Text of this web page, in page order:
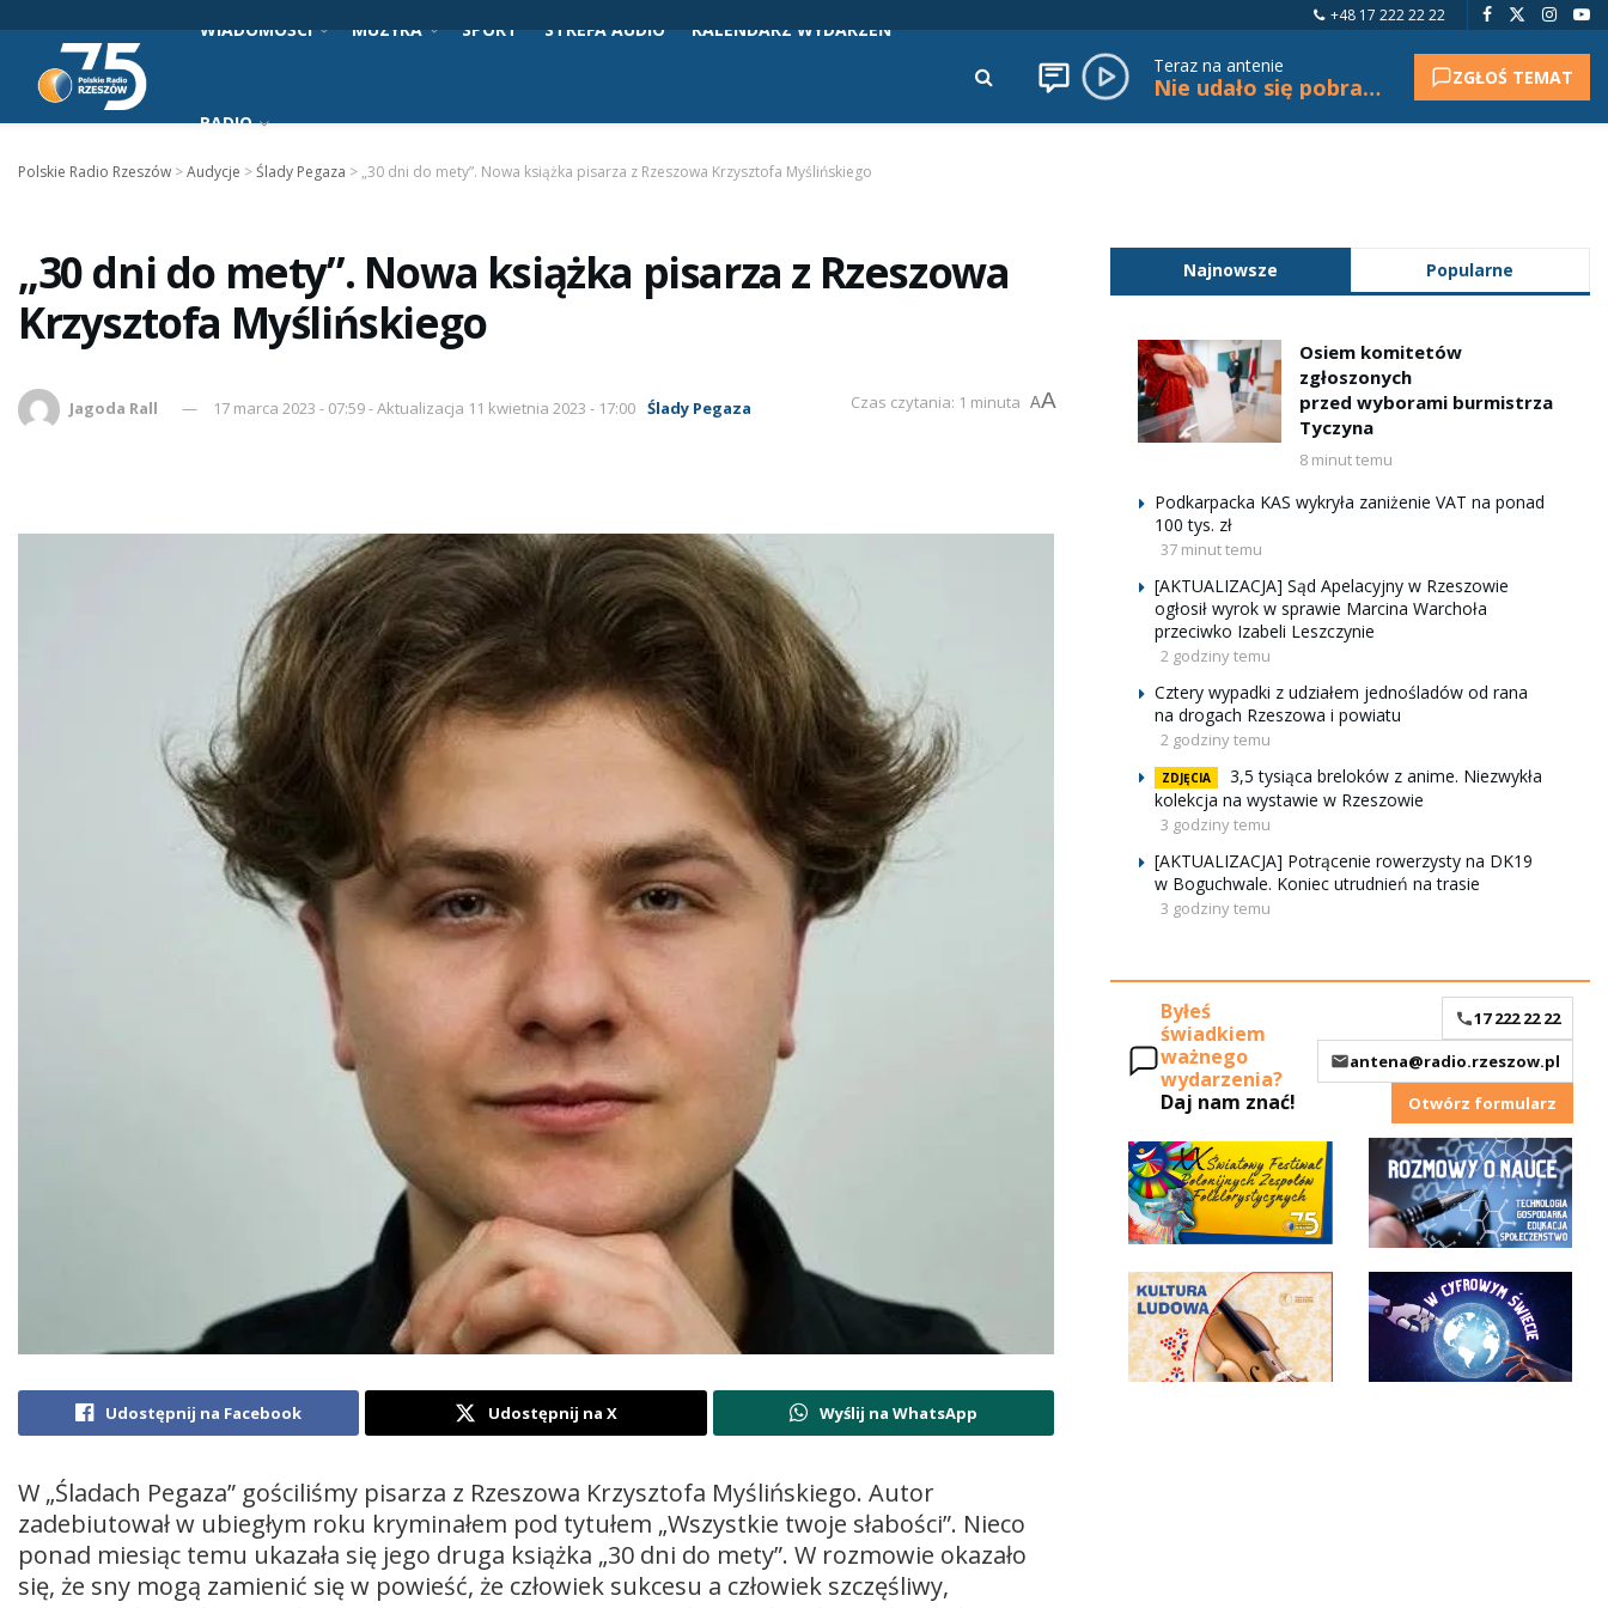
+48 17 222 22 22
WIADOMOŚCI MUZYKA SPORT STREFA AUDIO KALENDARZ WYDARZEŃ
RADIO
Teraz na antenie
Nie udało się pobrać tytułu. ZGŁOŚ TEMAT
Polskie Radio Rzeszów >Audycje >Ślady Pegaza > „30 dni do mety”. Nowa książka pisarza z Rzeszowa Krzysztofa Myślińskiego
„30 dni do mety”. Nowa książka pisarza z Rzeszowa
Krzysztofa Myślińskiego
Jagoda Rall 17 marca 2023 - 07:59 - Aktualizacja 11 kwietnia 2023 - 17:00 Ślady Pegaza Czas czytania: 1 minuta AA
Udostępnij na Facebook Udostępnij na X Wyślij na WhatsApp
W „Śladach Pegaza” gościliśmy pisarza z Rzeszowa Krzysztofa Myślińskiego. Autor
zadebiutował w ubiegłym roku kryminałem pod tytułem „Wszystkie twoje słabości”. Nieco
ponad miesiąc temu ukazała się jego druga książka „30 dni do mety”. W rozmowie okazało
się, że sny mogą zamienić się w powieść, że człowiek sukcesu a człowiek szczęśliwy,
Najnowsze Popularne
Osiem komitetów
zgłoszonych
przed wyborami burmistrza
Tyczyna
8 minut temu
Podkarpacka KAS wykryła zaniżenie VAT na ponad
100 tys. zł
37 minut temu
[AKTUALIZACJA] Sąd Apelacyjny w Rzeszowie
ogłosił wyrok w sprawie Marcina Warchoła
przeciwko Izabeli Leszczynie
2 godziny temu
Cztery wypadki z udziałem jednośladów od rana
na drogach Rzeszowa i powiatu
2 godziny temu
ZDJĘCIA
3,5 tysiąca breloków z anime. Niezwykła
kolekcja na wystawie w Rzeszowie
3 godziny temu
[AKTUALIZACJA] Potrącenie rowerzysty na DK19
w Boguchwale. Koniec utrudnień na trasie
3 godziny temu
Byłeś
świadkiem
ważnego
wydarzenia?
Daj nam znać!
17 222 22 22
antena@radio.rzeszow.pl
Otwórz formularz